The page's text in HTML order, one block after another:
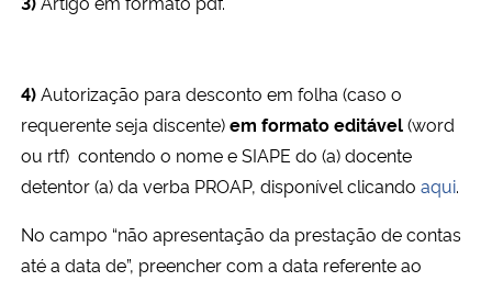
4)Autorização para desconto em folha (caso o
requerente seja discente)em formato editável(word
ou rtf) contendo o nome e SIAPE do (a) docente
detentor (a) da verba PROAP, disponível clicando aqui.
No campo “não apresentação da prestação de contas
até a data de”, preencher com a data referente ao